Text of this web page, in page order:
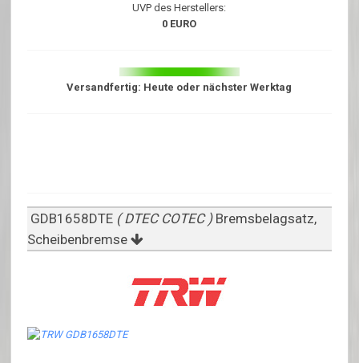
UVP des Herstellers:
0 EURO
Versandfertig: Heute oder nächster Werktag
GDB1658DTE ( DTEC COTEC ) Bremsbelagsatz,
Scheibenbremse